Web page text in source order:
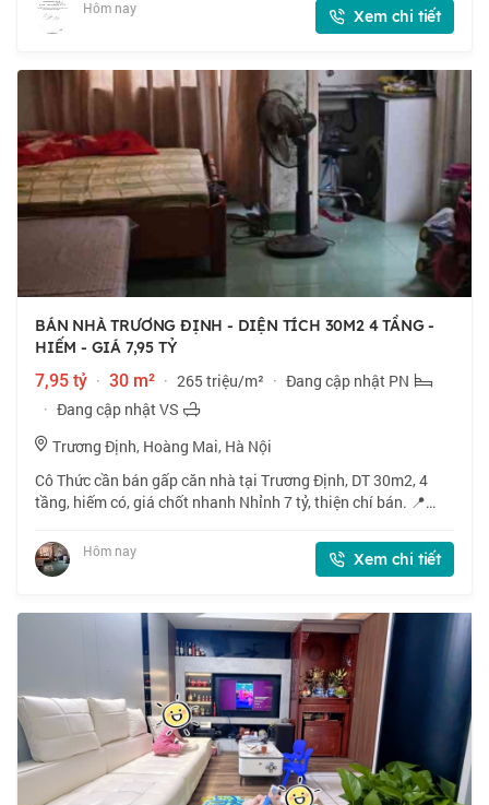
Hôm nay Xem chi tiết
BÁN NHÀ TRƯƠNG ĐỊNH - DIỆN TÍCH 30M2 4 TẦNG -
HIẾM - GIÁ 7,95 TỶ
7,95 tỷ · 30 m² · 265 triệu/m² · Đang cập nhật PN
· Đang cập nhật VS
Trương Định, Hoàng Mai, Hà Nội
Cô Thức cần bán gấp căn nhà tại Trương Định, DT 30m2, 4
tầng, hiếm có, giá chốt nhanh Nhỉnh 7 tỷ, thiện chí bán. 📍
tầng, mặt tiền 4m. 💰 Nhỉnh 7
Hôm nay Xem chi tiết